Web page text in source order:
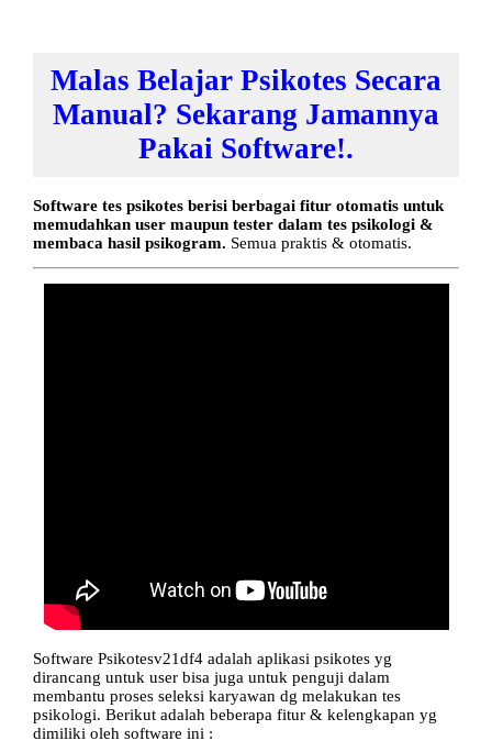
Malas Belajar Psikotes Secara
Manual? Sekarang Jamannya
Pakai Software!.
Software tes psikotes berisi berbagai fitur otomatis untuk
memudahkan user maupun tester dalam tes psikologi &
membaca hasil psikogram. Semua praktis & otomatis.
Software Psikotesv21df4 adalah aplikasi psikotes yg
dirancang untuk user bisa juga untuk penguji dalam
membantu proses seleksi karyawan dg melakukan tes
psikologi. Berikut adalah beberapa fitur & kelengkapan yg
dimiliki oleh software ini :